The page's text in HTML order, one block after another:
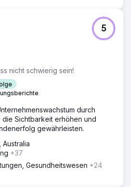
nicht schwierig sein!
5
durch
Sichtbarkeit erhöhen und
gewährleisten.
+37
Gesundheitswesen +24